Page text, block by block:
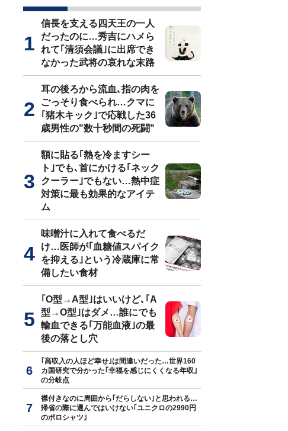
※写真はイメージです
信長を支える四天王の一人
だったのに…秀吉にハメら
れて｢清須会議｣に出席でき
なかった武将の哀れな末路
耳の後ろから流血､指の肉を
ごっそり食べられ…クマに
｢猪木キック｣で応戦した36
歳男性の"数十秒間の死闘"
額に貼る｢熱を冷ますシー
ト｣でも､首にかける｢ネック
クーラー｣でもない…熱中症
対策に最も効果的なアイテ
ム
味噌汁に入れて食べるだ
け…医師が｢血糖値スパイク
を抑える｣という冷蔵庫に常
備したい食材
｢O型→A型｣はいいけど､｢A
型→O型｣はダメ…誰にでも
輸血できる｢万能血液｣の最
後の落とし穴
｢高収入の人ほど幸せ｣は間違いだった…世界160
カ国研究で分かった｢幸福を感じにくくなる年収｣
の分岐点
襟付きなのに周囲から｢だらしない｣と思われる…
帰省の際に選んではいけない｢ユニクロの2990円
のポロシャツ｣